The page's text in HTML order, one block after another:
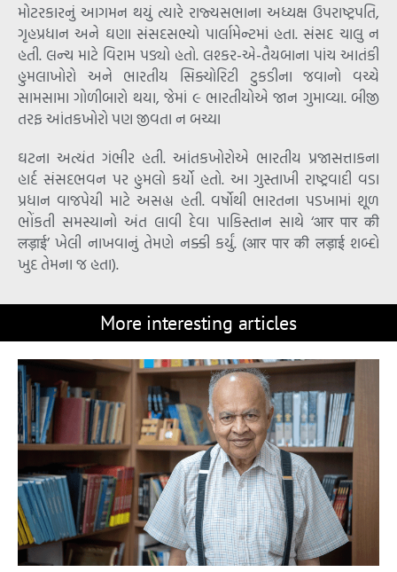
મોટરકારનું આગમન થયું ત્યારે રાજ્યસભાના અધ્યક્ષ ઉપરાષ્ટ્રપતિ,
ગૃહપ્રધાન અને ઘણા સંસદસભ્યો પાર્લામેન્ટમાં હતા. સંસદ ચાલુ ન
હતી. લન્ચ માટે વિરામ પડ્યો હતો. લશ્કર-એ-તૈયબાના પાંચ આતંકી
હુમલાખોરો અને ભારતીય સિક્યોરિટી ટુકડીના જવાનો વચ્ચે
સામસામા ગોળીબારો થયા, જેમાં ૯ ભારતીયોએ જાન ગુમાવ્યા. બીજી
તરફ આંતકખોરો પણ જીવતા ન બચ્યા
ઘટના અત્યંત ગંભીર હતી. આંતકખોરોએ ભારતીય પ્રજાસત્તાકના
હાર્દ સંસદભવન પર હુમલો કર્યો હતો. આ ગુસ્તાખી રાષ્ટ્રવાદી વડા
પ્રધાન વાજપેયી માટે અસહ્ય હતી. વર્ષોથી ભારતના પડખામાં શૂળ
ભોંકતી સમસ્યાનો અંત લાવી દેવા પાકિસ્તાન સાથે ‘आर पार की
लड़ाई’ ખેલી નાખવાનું તેમણે નક્કી કર્યું. (आर पार की लड़ाई શબ્દો
ખુદ તેમના જ હતા).
More interesting articles